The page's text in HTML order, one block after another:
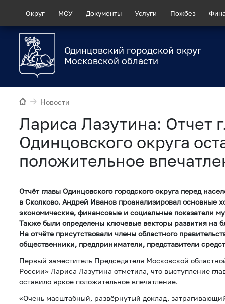
Округ МСУ Документы Услуги Пожбез
Одинцовский городской округ
Московской области
Новости
Лариса Лазутина: Отчет
Одинцовского округа
положительное
Отчёт главы Одинцовского городского округа перед
в Сколково. Андрей Иванов проанализировал основные
экономические, финансовые и социальные показатели
Также были определены ключевые векторы развития на
На отчёте присутствовали члены областного
общественники, предприниматели, представители
Первый заместитель Председателя Московской
России» Лариса Лазутина отметила, что выступление
оставило яркое положительное впечатление.
«Очень масштабный, развёрнутый доклад,